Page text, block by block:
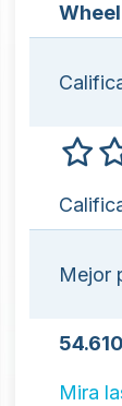
Wheel
Mejor
54.610
Mira